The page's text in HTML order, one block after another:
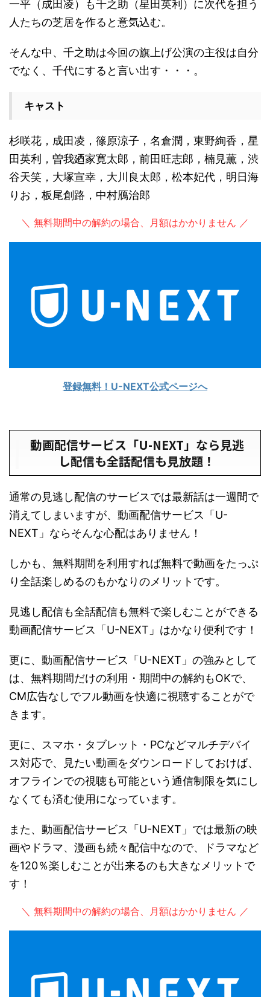
一平（成田凌）も千之助（星田英利）に次代を担う
人たちの芝居を作ると意気込む。
そんな中、千之助は今回の旗上げ公演の主役は自分
でなく、千代にすると言い出す・・・。
キャスト
杉咲花，成田凌，篠原涼子，名倉潤，東野絢香，星
田英利，曽我廼家寛太郎，前田旺志郎，楠見薫，渋
谷天笑，大塚宣幸，大川良太郎，松本妃代，明日海
りお，板尾創路，中村鴈治郎
＼ 無料期間中の解約の場合、月額はかかりません ／
登録無料！U-NEXT公式ページへ
動画配信サービス「U-NEXT」なら見逃
し配信も全話配信も見放題！
通常の見逃し配信のサービスでは最新話は一週間で
消えてしまいますが、動画配信サービス「U-
NEXT」ならそんな心配はありません！
しかも、無料期間を利用すれば無料で動画をたっぷ
り全話楽しめるのもかなりのメリットです。
見逃し配信も全話配信も無料で楽しむことができる
動画配信サービス「U-NEXT」はかなり便利です！
更に、動画配信サービス「U-NEXT」の強みとして
は、無料期間だけの利用・期間中の解約もOKで、
CM広告なしでフル動画を快適に視聴することがで
きます。
更に、スマホ・タブレット・PCなどマルチデバイ
ス対応で、見たい動画をダウンロードしておけば、
オフラインでの視聴も可能という通信制限を気にし
なくても済む使用になっています。
また、動画配信サービス「U-NEXT」では最新の映
画やドラマ、漫画も続々配信中なので、ドラマなど
を120％楽しむことが出来るのも大きなメリットで
す！
＼ 無料期間中の解約の場合、月額はかかりません ／